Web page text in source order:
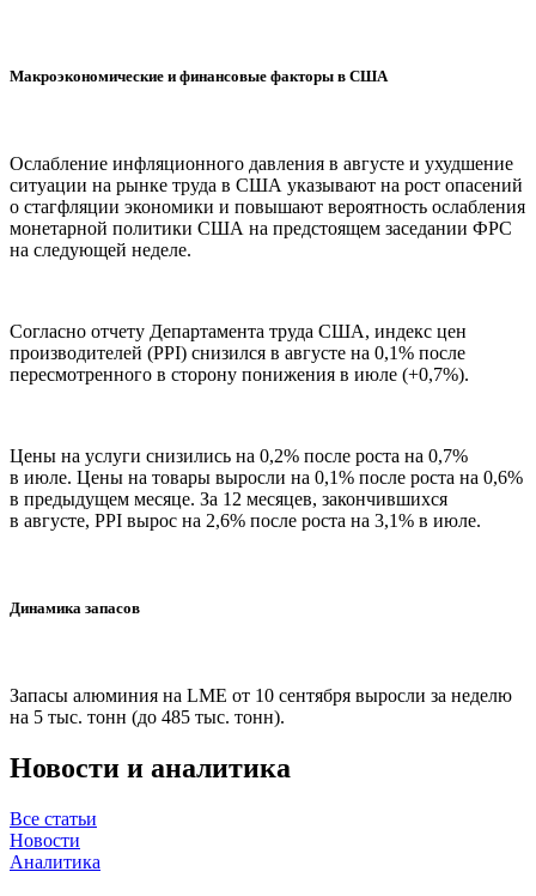
Макроэкономические и финансовые факторы в США
Ослабление инфляционного давления в августе и ухудшение
ситуации на рынке труда в США указывают на рост опасений
о стагфляции экономики и повышают вероятность ослабления
монетарной политики США на предстоящем заседании ФРС
на следующей неделе.
Согласно отчету Департамента труда США, индекс цен
производителей (PPI) снизился в августе на 0,1% после
пересмотренного в сторону понижения в июле (+0,7%).
Цены на услуги снизились на 0,2% после роста на 0,7%
в июле. Цены на товары выросли на 0,1% после роста на 0,6%
в предыдущем месяце. За 12 месяцев, закончившихся
в августе, PPI вырос на 2,6% после роста на 3,1% в июле.
Динамика запасов
Запасы алюминия на LME от 10 сентября выросли за неделю
на 5 тыс. тонн (до 485 тыс. тонн).
Новости и аналитика
Все статьи
Новости
Аналитика